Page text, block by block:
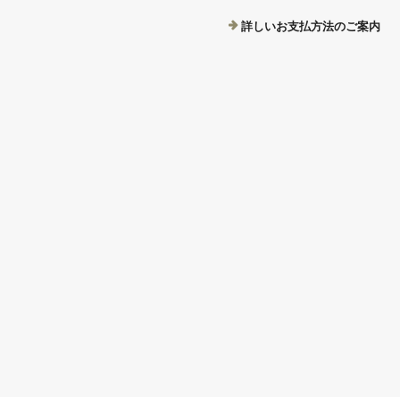
詳しいお支払方法のご案内